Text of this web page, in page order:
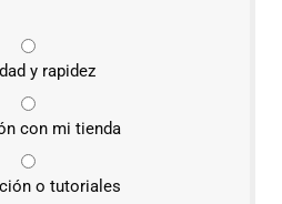
y rapidez
con mi tienda
o tutoriales